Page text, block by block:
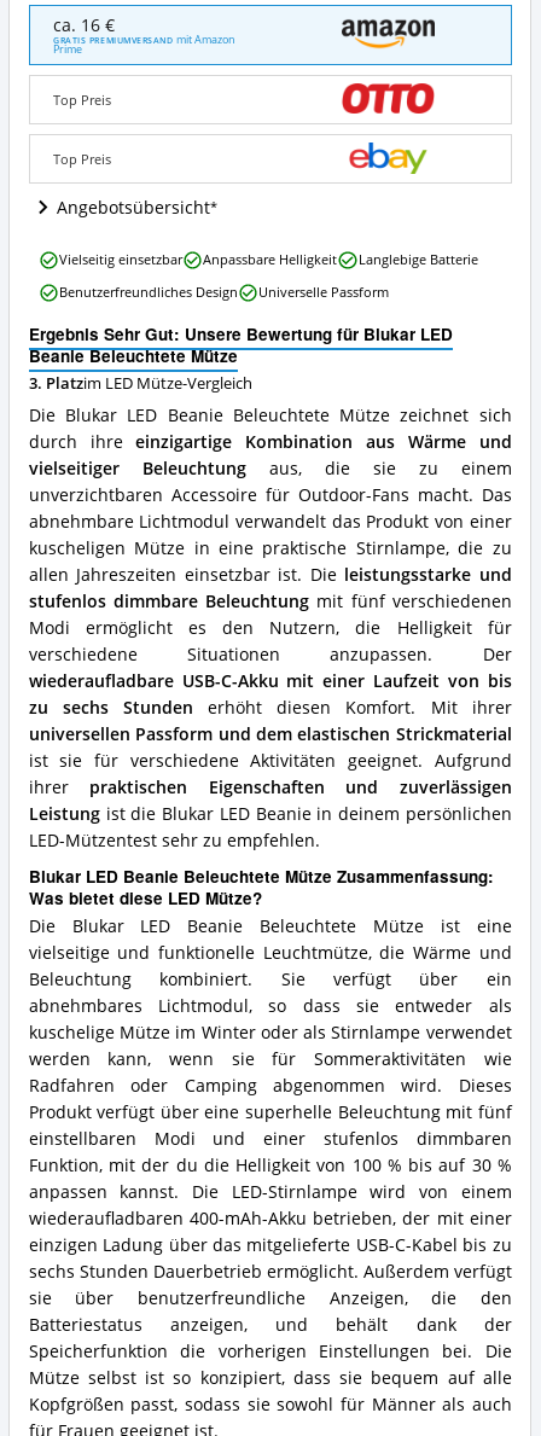
Blukar
LED
Beanie
Beleuchtete
Mütze
Angebote:
diese
LED
erhältlich?
ca. 16 €
GRATIS PREMIUMVERSAND mit Amazon
Prime
Top Preis
Top Preis
Angebotsübersicht
Ergebnis Sehr Gut: Unsere Bewertung für Blukar LED
Beanie Beleuchtete Mütze
3. Platzim LED Mütze-Vergleich
Die Blukar LED Beanie Beleuchtete Mütze zeichnet sich
durch ihreeinzigartige Kombination aus Wärme und
vielseitiger Beleuchtungaus, die sie zu einem
unverzichtbaren Accessoire für Outdoor-Fans macht. Das
abnehmbare Lichtmodul verwandelt das Produkt von einer
kuscheligen Mütze in eine praktische Stirnlampe, die zu
allen Jahreszeiten einsetzbar ist. Die leistungsstarke und
stufenlos dimmbare Beleuchtung mit fünf verschiedenen
Modi ermöglicht es den Nutzern, die Helligkeit für
verschiedene Situationen anzupassen. Der
wiederaufladbare USB-C-Akku mit einer Laufzeit von bis
zu sechs Stunden erhöht diesen Komfort. Mit ihrer
universellen Passform und dem elastischen Strickmaterial
ist sie für verschiedene Aktivitäten geeignet. Aufgrund
ihrer praktischen Eigenschaften und zuverlässigen
Leistungist die Blukar LED Beanie in deinem persönlichen
LED-Mützentest sehr zu empfehlen.
Blukar LED Beanie Beleuchtete Mütze Zusammenfassung:
Was bietet diese LED Mütze?
Die Blukar LED Beanie Beleuchtete Mütze ist eine
vielseitige und funktionelle Leuchtmütze, die Wärme und
Beleuchtung kombiniert. Sie verfügt über ein
abnehmbares Lichtmodul, so dass sie entweder als
kuschelige Mütze im Winter oder als Stirnlampe verwendet
werden kann, wenn sie für Sommeraktivitäten wie
Radfahren oder Camping abgenommen wird. Dieses
Produkt verfügt über eine superhelle Beleuchtung mit fünf
einstellbaren Modi und einer stufenlos dimmbaren
Funktion, mit der du die Helligkeit von 100 % bis auf 30 %
anpassen kannst. Die LED-Stirnlampe wird von einem
wiederaufladbaren 400-mAh-Akku betrieben, der mit einer
einzigen Ladung über das mitgelieferte USB-C-Kabel bis zu
sechs Stunden Dauerbetrieb ermöglicht. Außerdem verfügt
sie über benutzerfreundliche Anzeigen, die den
Batteriestatus anzeigen, und behält dank der
Speicherfunktion die vorherigen Einstellungen bei. Die
Mütze selbst ist so konzipiert, dass sie bequem auf alle
Kopfgrößen passt, sodass sie sowohl für Männer als auch
für Frauen geeignet ist.
Blukar
LED
Beanie
Mütze
Vorteile:
Was
spricht
für
diese
LED
Mütze?
Vielseitig einsetzbar Anpassbare Helligkeit
Langlebige Batterie
Benutzerfreundliches Design
Universelle Passform